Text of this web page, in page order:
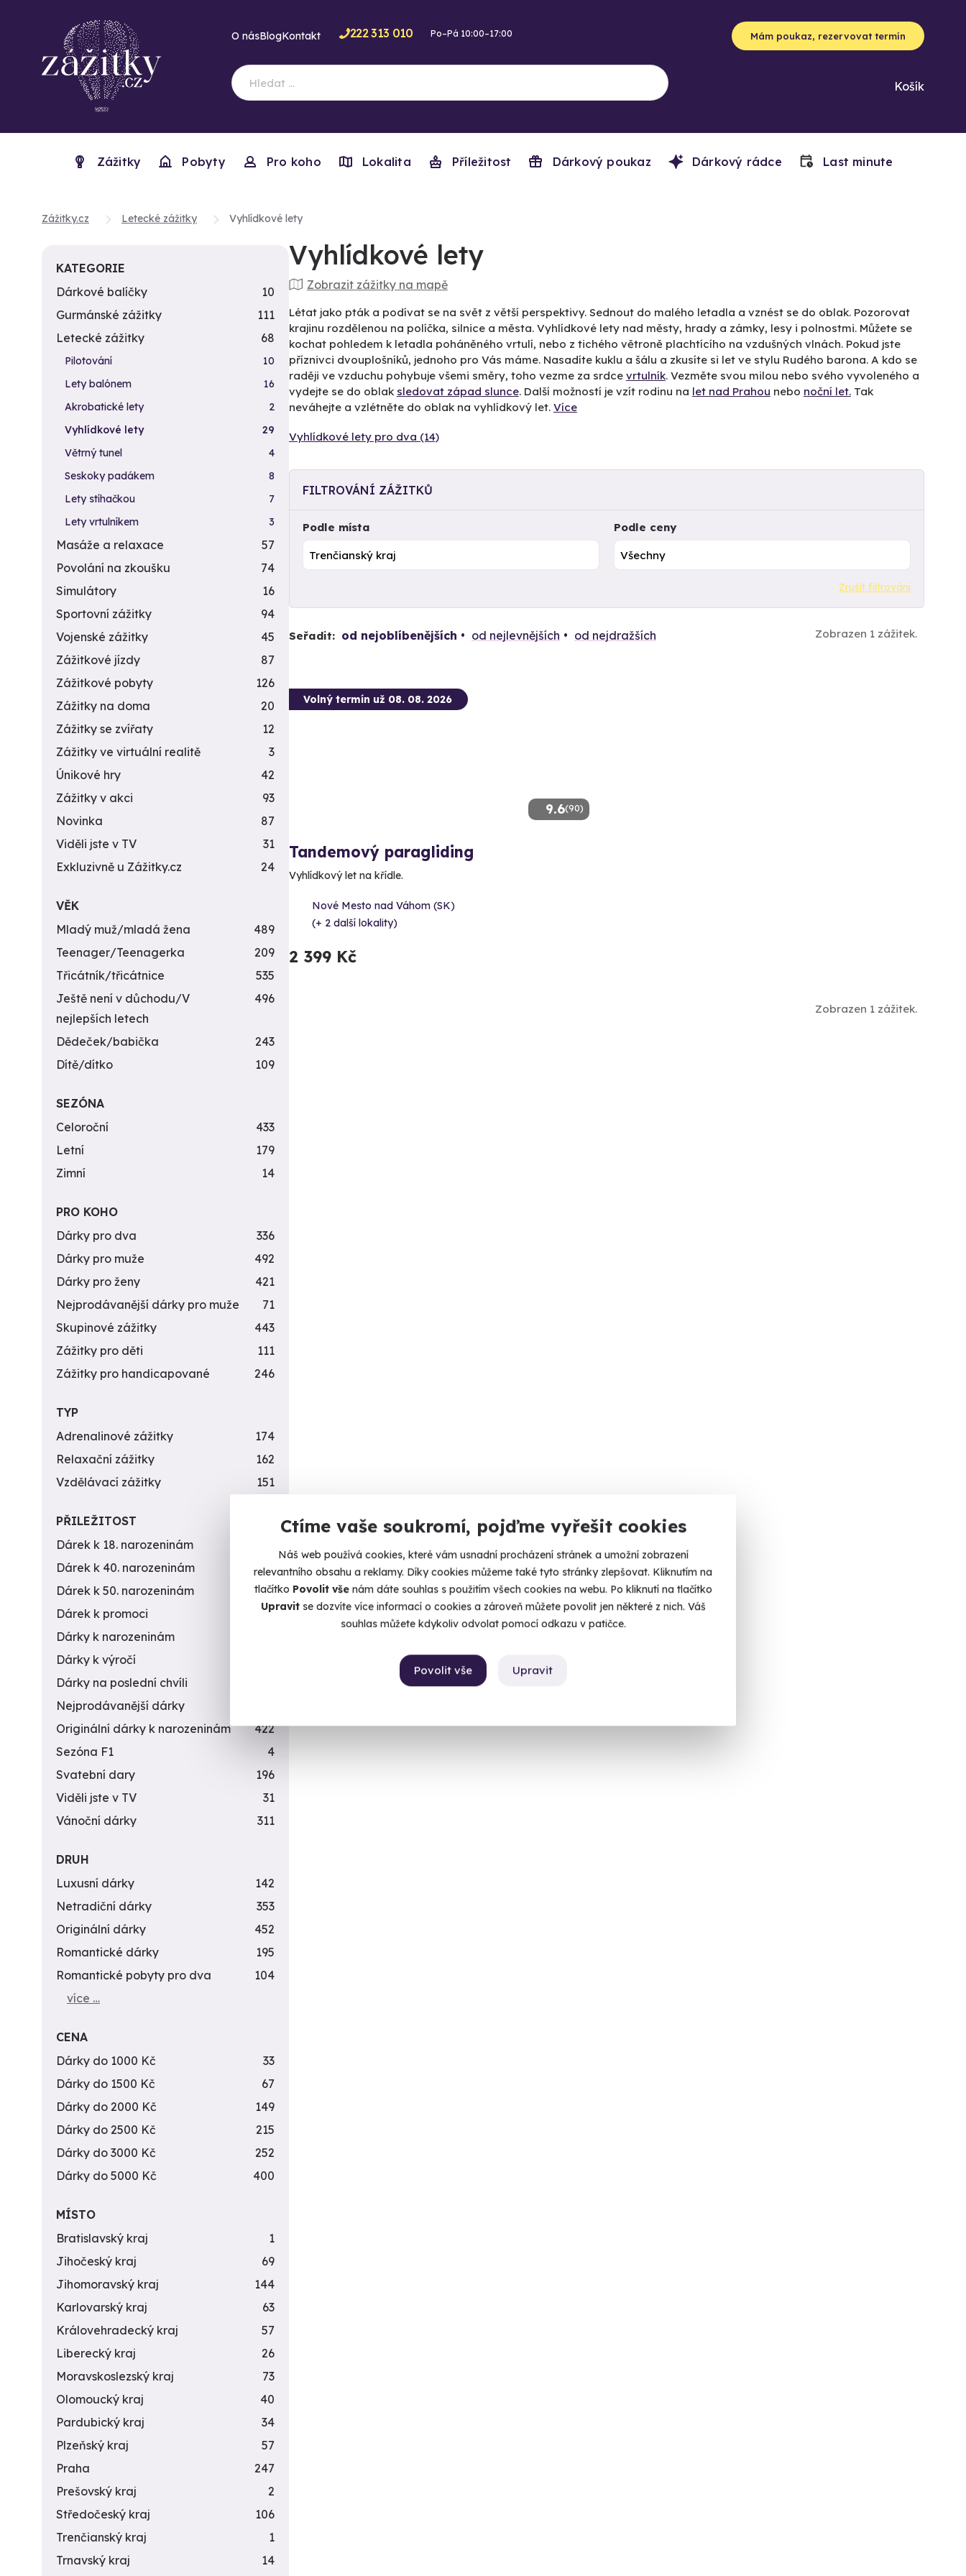
Ctíme vaše soukromí, pojďme vyřešit cookies
Náš web používá cookies, které vám usnadní procházení stránek a umožní zobrazení
relevantního obsahu a reklamy. Díky cookies můžeme také tyto stránky zlepšovat. Kliknutím na
tlačítko Povolit vše nám dáte souhlas s použitím všech cookies na webu. Po kliknutí na tlačítko
Upravitse dozvíte více informací o cookies a zároveň můžete povolit jen některé z nich. Váš
souhlas můžete kdykoliv odvolat pomocí odkazu v patičce.
Upravit
Povolit vše
O násBlogKontakt 222 313 010 Po–Pá 10:00–17:00 Mám poukaz, rezervovat termín
Košík
Zážitky Pobyty Pro koho Lokalita Příležitost Dárkový poukaz Dárkový rádce Last minute
Zážitky.cz Letecké zážitky Vyhlídkové lety
Vyhlídkové lety
Zobrazit zážitky na mapě
Létat jako pták a podívat se na svět z větší perspektivy. Sednout do malého letadla a vznést se do oblak. Pozorovat
krajinu rozdělenou na políčka, silnice a města. Vyhlídkové lety nad městy, hrady a zámky, lesy i polnostmi. Můžete se
kochat pohledem k letadla poháněného vrtulí, nebo z tichého větroně plachtícího na vzdušných vlnách. Pokud jste
příznivci dvouplošníků, jednoho pro Vás máme. Nasadíte kuklu a šálu a zkusíte si let ve stylu Rudého barona. A kdo se
raději ve vzduchu pohybuje všemi směry, toho vezme za srdce vrtulník. Vezměte svou milou nebo svého vyvoleného a
vydejte se do oblak sledovat západ slunce. Další možností je vzít rodinu na let nad Prahou nebo noční let.Tak
neváhejte a vzlétněte do oblak na vyhlídkový let. Více
Vyhlídkové lety pro dva (14)
FILTROVÁNÍ ZÁŽITKŮ
Podle místa Podle ceny
Zrušit filtrování
Seřadit: od nejoblíbenějších od nejlevnějších od nejdražších Zobrazen 1 zážitek.
9.6(90)
Volný termín už 08. 08. 2026
Tandemový paragliding
Vyhlídkový let na křídle.
Nové Mesto nad Váhom (SK)
(+ 2 další lokality)
2 399 Kč
Zobrazen 1 zážitek.
KATEGORIE
Dárkové balíčky
10
Gurmánské zážitky
111
Letecké zážitky
68
Pilotování
10
Lety balónem
16
Akrobatické lety
2
Vyhlídkové lety
29
Větrný tunel
4
Seskoky padákem
8
Lety stíhačkou
7
Lety vrtulníkem
3
Masáže a relaxace
57
Povolání na zkoušku
74
Simulátory
16
Sportovní zážitky
94
Vojenské zážitky
45
Zážitkové jízdy
87
Zážitkové pobyty
126
Zážitky na doma
20
Zážitky se zvířaty
12
Zážitky ve virtuální realitě
3
Únikové hry
42
Zážitky v akci
93
Novinka
87
Viděli jste v TV
31
Exkluzivně u Zážitky.cz
24
VĚK
Mladý muž/mladá žena
489
Teenager/Teenagerka
209
Třicátník/třicátnice
535
Ještě není v důchodu/V
nejlepších letech
496
Dědeček/babička
243
Dítě/dítko
109
SEZÓNA
Celoroční
433
Letní
179
Zimní
14
PRO KOHO
Dárky pro dva
336
Dárky pro muže
492
Dárky pro ženy
421
Nejprodávanější dárky pro muže
71
Skupinové zážitky
443
Zážitky pro děti
111
Zážitky pro handicapované
246
TYP
Adrenalinové zážitky
174
Relaxační zážitky
162
Vzdělávací zážitky
151
PŘILEŽITOST
Dárek k 18. narozeninám
Dárek k 40. narozeninám
453
Dárek k 50. narozeninám
378
Dárek k promoci
245
Dárky k narozeninám
Dárky k výročí
Dárky na poslední chvíli
Nejprodávanější dárky
Originální dárky k narozeninám
422
Sezóna F1
4
Svatební dary
196
Viděli jste v TV
31
Vánoční dárky
311
DRUH
Luxusní dárky
142
Netradiční dárky
353
Originální dárky
452
Romantické dárky
195
Romantické pobyty pro dva
104
více …
CENA
Dárky do 1000 Kč
33
Dárky do 1500 Kč
67
Dárky do 2000 Kč
149
Dárky do 2500 Kč
215
Dárky do 3000 Kč
252
Dárky do 5000 Kč
400
MÍSTO
Bratislavský kraj
1
Jihočeský kraj
69
Jihomoravský kraj
144
Karlovarský kraj
63
Královehradecký kraj
57
Liberecký kraj
26
Moravskoslezský kraj
73
Olomoucký kraj
40
Pardubický kraj
34
Plzeňský kraj
57
Praha
247
Prešovský kraj
2
Středočeský kraj
106
Trenčianský kraj
1
Trnavský kraj
14